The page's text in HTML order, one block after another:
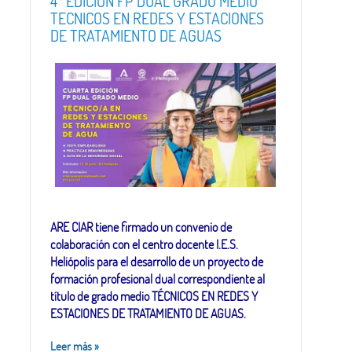
TECNICOS EN REDES Y ESTACIONES
DE TRATAMIENTO DE AGUAS
ARE CIAR tiene firmado un convenio de
colaboración con el centro docente I.E.S.
Heliópolis para el desarrollo de un proyecto de
formación profesional dual correspondiente al
título de grado medio TÉCNICOS EN REDES Y
ESTACIONES DE TRATAMIENTO DE AGUAS.
Leer más»